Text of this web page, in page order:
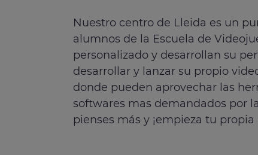
Nuestro centro de Lleida es un
alumnos de la Escuela de
personalizado y desarrollan su
desarrollar y lanzar su propio
donde pueden aprovechar las
softwares mas demandados por
pienses más y ¡empieza tu